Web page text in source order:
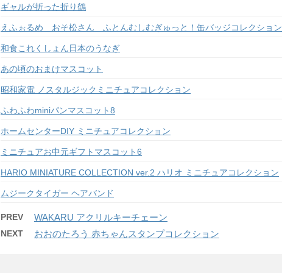
ギャルが折った折り鶴
えふぉるめ おそ松さん ふとんむしむぎゅっと！缶バッジコレクション
和食これくしょん日本のうなぎ
あの頃のおまけマスコット
昭和家電 ノスタルジックミニチュアコレクション
ふわふわminiパンマスコット8
ホームセンターDIY ミニチュアコレクション
ミニチュアお中元ギフトマスコット6
HARIO MINIATURE COLLECTION ver.2 ハリオ ミニチュアコレクション
ムジークタイガー ヘアバンド
PREV WAKARU アクリルキーチェーン
NEXT おおのたろう 赤ちゃんスタンプコレクション